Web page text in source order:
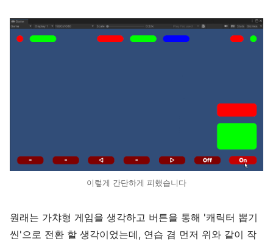
이렇게 간단하게 피했습니다
원래는 가챠형 게임을 생각하고 버튼을 통해 '캐릭터 뽑기
씬'으로 전환 할 생각이었는데, 연습 겸 먼저 위와 같이 작